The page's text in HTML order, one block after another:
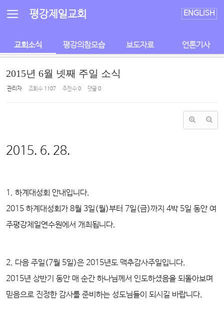
평강제일교회 ENGLISH
교회소식 평강의참모습 보도자료 언론기사
2015년 6월 넷째 주일 소식
관리자 조회 수 1107 추천 수0 댓글0
2015. 6. 28.
1. 하계대성회 안내입니다.
2015 하계대성회가 8월 3일(월)부터 7일(금)까지 4박 5일 동안 여
주평강제일연수원에서 개최됩니다.
2. 다음 주일(7월 5일)은 2015년도 맥추감사주일입니다.
2015년 상반기 동안 매 순간 하나님께서 인도하셨음을 되돌아보며
믿음으로 진정한 감사를 준비하는 성도님들이 되시길 바랍니다.